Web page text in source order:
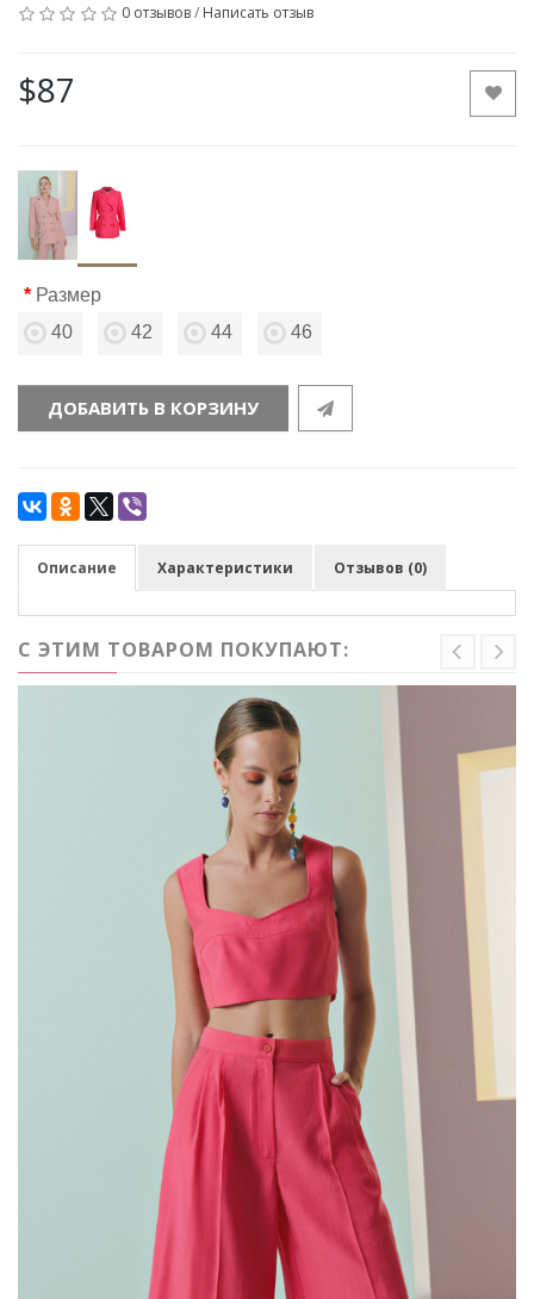
0 отзывов/ Написать отзыв
$87
Размер
40
42 44 46
ДОБАВИТЬ В КОРЗИНУ
Описание Характеристики Отзывов (0)
С ЭТИМ ТОВАРОМ ПОКУПАЮТ: